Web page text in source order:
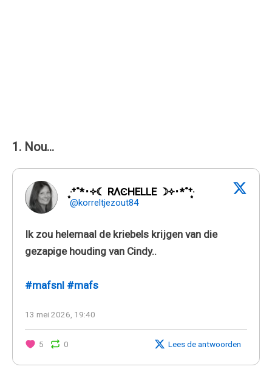
1. Nou...
‧͙⁺˚*･༓☾ RΛϾHELLE ☽༓･*˚⁺‧͙
@korreltjezout84
Ik zou helemaal de kriebels krijgen van die
gezapige houding van Cindy..
#mafsnl #mafs
13 mei 2026, 19:40
5 0 Lees de antwoorden